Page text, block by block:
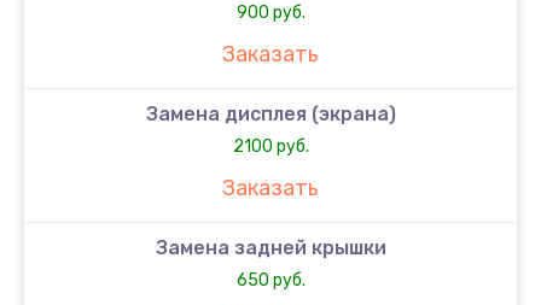
900 руб.
Заказать
Замена дисплея (экрана)
2100 руб.
Заказать
Замена задней крышки
650 руб.